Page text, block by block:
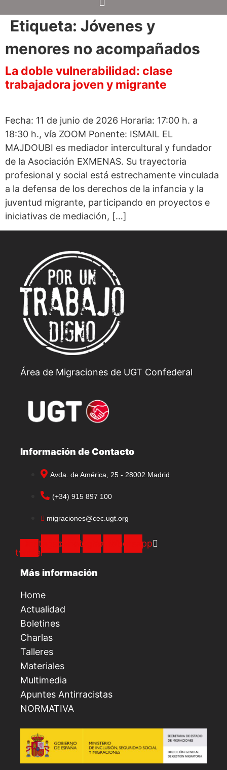
Etiqueta: Jóvenes y
menores no acompañados
La doble vulnerabilidad: clase
trabajadora joven y migrante
Fecha: 11 de junio de 2026 Horaria: 17:00 h. a
18:30 h., vía ZOOM Ponente: ISMAIL EL
MAJDOUBI es mediador intercultural y fundador
de la Asociación EXMENAS. Su trayectoria
profesional y social está estrechamente vinculada
a la defensa de los derechos de la infancia y la
juventud migrante, participando en proyectos e
iniciativas de mediación, […]
Área de Migraciones de UGT Confederal
Información de Contacto
Avda. de América, 25 - 28002 Madrid
(+34) 915 897 100
migraciones@cec.ugt.org
twitter
InstagramFacebookTelegramYoutubeWhatsapp
Más información
Home
Actualidad
Boletines
Charlas
Talleres
Materiales
Multimedia
Apuntes Antirracistas
NORMATIVA